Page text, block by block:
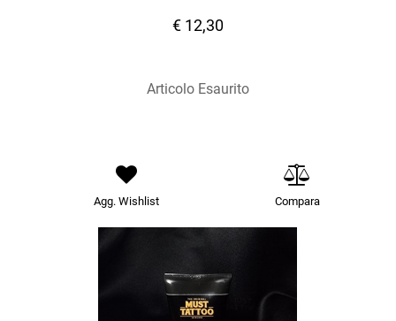
€ 12,30
Articolo Esaurito
Agg. Wishlist Compara